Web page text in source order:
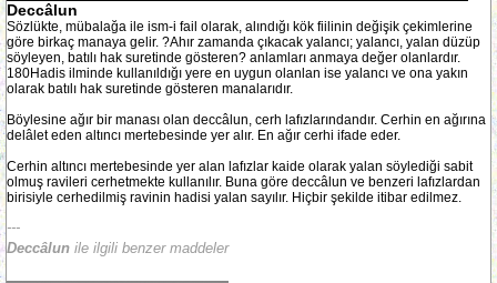
Deccâlun
Sözlükte, mübalağa ile ism-i fail olarak, alındığı kök fiilinin değişik çekimlerine
göre birkaç manaya gelir. ?Ahır zamanda çıkacak yalancı; yalancı, yalan düzüp
söyleyen, batılı hak suretinde gösteren? anlamları anmaya değer olanlardır.
180Hadis ilminde kullanıldığı yere en uygun olanlan ise yalancı ve ona yakın
olarak batılı hak suretinde gösteren manalarıdır.
Böylesine ağır bir manası olan deccâlun, cerh lafızlarındandır. Cerhin en ağırına
delâlet eden altıncı mertebesinde yer alır. En ağır cerhi ifade eder.
Cerhin altıncı mertebesinde yer alan lafızlar kaide olarak yalan söylediği sabit
olmuş ravileri cerhetmekte kullanılır. Buna göre deccâlun ve benzeri lafızlardan
birisiyle cerhedilmiş ravinin hadisi yalan sayılır. Hiçbir şekilde itibar edilmez.
---
Deccâlun ile ilgili benzer maddeler